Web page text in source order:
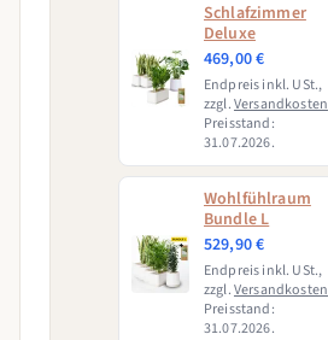
Schlafzimmer
Deluxe
469,00 €
Endpreis inkl. USt.,
zzgl.Versandkosten
Preisstand:
31.07.2026.
Wohlfühlraum
Bundle L
529,90 €
Endpreis inkl. USt.,
zzgl.Versandkosten
Preisstand:
31.07.2026.